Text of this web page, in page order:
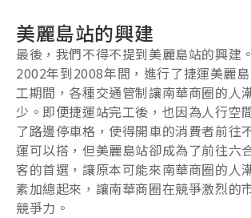
美麗島站的興建
最後，我們不得不提到美麗島站的興建
2002年到2008年間，進行了捷運美麗
工期間，各種交通管制讓南華商圈的人
少。即便捷運站完工後，也因為人行空
了路邊停車格，使得開車的消費者前往
運可以搭，但美麗島站卻成為了前往六
客的首選，讓原本可能來南華商圈的人
素加總起來，讓南華商圈在競爭激烈的
競爭力。